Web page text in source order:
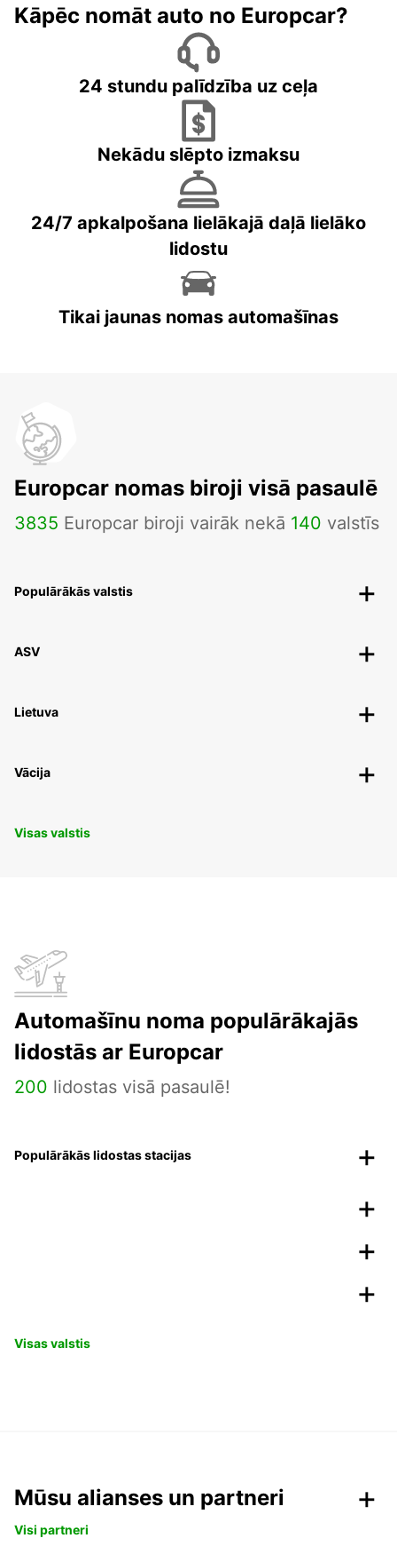
Kāpēc nomāt auto no Europcar?
24 stundu palīdzība uz ceļa
Nekādu slēpto izmaksu
24/7 apkalpošana lielākajā daļā lielāko
lidostu
Tikai jaunas nomas automašīnas
Europcar nomas biroji visā pasaulē
3835 Europcar biroji vairāk nekā 140 valstīs
Populārākās valstis
ASV
Lietuva
Vācija
Visas valstis
Automašīnu noma populārākajās
lidostās ar Europcar
200 lidostas visā pasaulē!
Populārākās lidostas stacijas
Visas valstis
Mūsu alianses un partneri
Visi partneri